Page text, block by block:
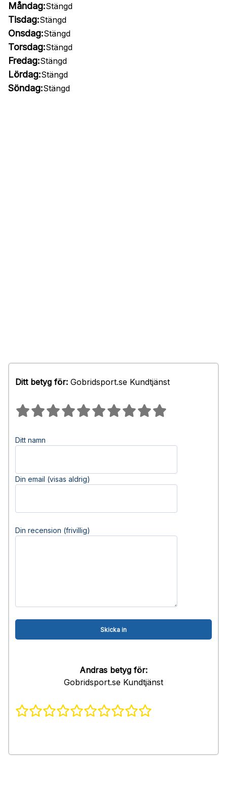
Måndag:Stängd
Tisdag:Stängd
Onsdag:Stängd
Torsdag:Stängd
Fredag:Stängd
Lördag:Stängd
Söndag:Stängd
Ditt betyg för: Gobridsport.se Kundtjänst
Ditt namn
Din email (visas aldrig)
Din recension (frivillig)
Andras betyg för:
Gobridsport.se Kundtjänst